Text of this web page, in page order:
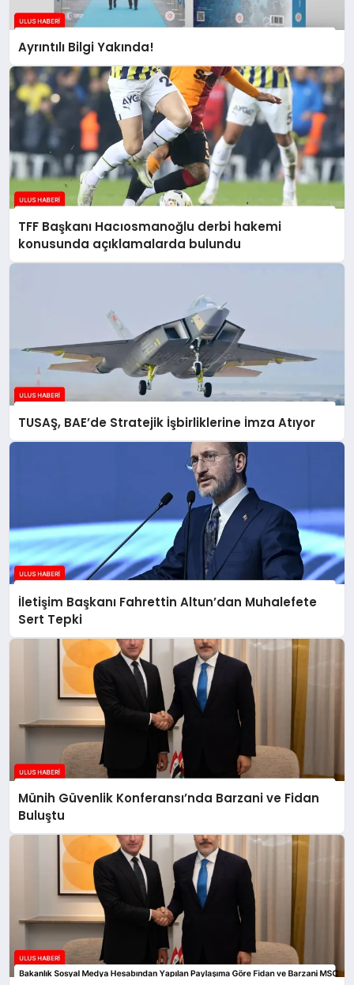
Ayrıntılı Bilgi Yakında!
TFF Başkanı Hacıosmanoğlu derbi hakemi
konusunda açıklamalarda bulundu
TUSAŞ, BAE’de Stratejik İşbirliklerine İmza Atıyor
İletişim Başkanı Fahrettin Altun’dan Muhalefete
Sert Tepki
Münih Güvenlik Konferansı’nda Barzani ve Fidan
Buluştu